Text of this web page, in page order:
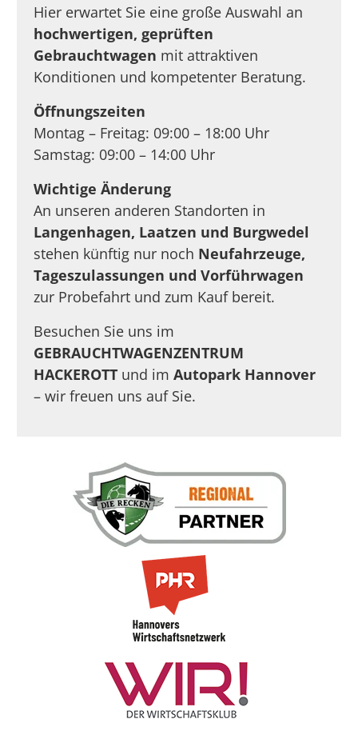
Hier erwartet Sie eine große Auswahl an
hochwertigen, geprüften
Gebrauchtwagen mit attraktiven
Konditionen und kompetenter Beratung.
Öffnungszeiten
Montag – Freitag: 09:00 – 18:00 Uhr
Samstag: 09:00 – 14:00 Uhr
Wichtige Änderung
An unseren anderen Standorten in
Langenhagen, Laatzen und Burgwedel
stehen künftig nur noch Neufahrzeuge,
Tageszulassungen und Vorführwagen
zur Probefahrt und zum Kauf bereit.
Besuchen Sie uns im
GEBRAUCHTWAGENZENTRUM
HACKEROTT und imAutopark Hannover
– wir freuen uns auf Sie.